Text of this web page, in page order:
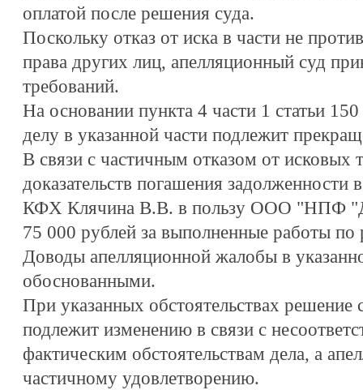
оплатой после решения суда.
Поскольку отказ от иска в части не
права других лиц, апелляционный суд
требований.
На основании пункта 4 части 1 статьи
делу в указанной части подлежит
В связи с частичным отказом от исковых
доказательств погашения задолженности
КФХ Клячина В.В. в пользу ООО "НПФ
75 000 рублей за выполненные работы по
Доводы апелляционной жалобы в
обоснованными.
При указанных обстоятельствах решение
подлежит изменению в связи с
фактическим обстоятельствам дела, а
частичному удовлетворению.